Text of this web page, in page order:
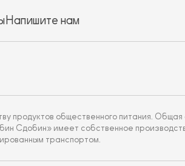
Напишите нам
продуктов общественного питания.
Сдобин» имеет собственное
транспортом.